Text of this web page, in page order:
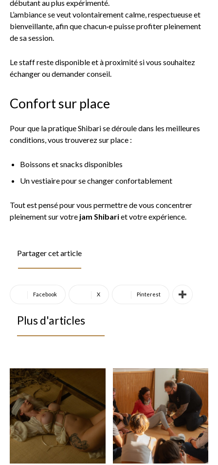
Plus d'articles
débutant au plus expérimenté.
L’ambiance se veut volontairement calme, respectueuse et
bienveillante, afin que chacun·e puisse profiter pleinement
de sa session.
Le staff reste disponible et à proximité si vous souhaitez
échanger ou demander conseil.
Confort sur place
Pour que la pratique Shibari se déroule dans les meilleures
conditions, vous trouverez sur place :
Boissons et snacks disponibles
Un vestiaire pour se changer confortablement
Tout est pensé pour vous permettre de vous concentrer
pleinement sur votre jam Shibariet votre expérience.
Partager cet article
Facebook X Pinterest